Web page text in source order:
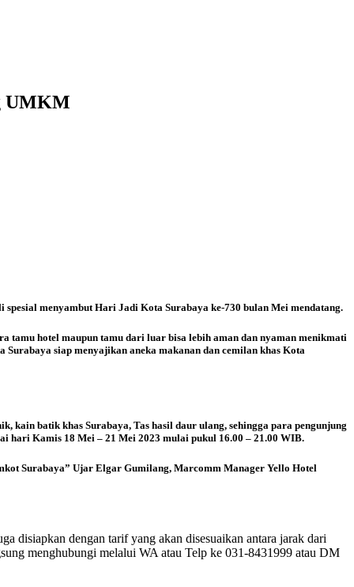
UMKM
menyambut Hari Jadi Kota Surabaya ke-730 bulan Mei mendatang.
tamu hotel maupun tamu dari luar bisa lebih aman dan nyaman menikmati
siap menyajikan aneka makanan dan cemilan khas Kota
kain batik khas Surabaya, Tas hasil daur ulang, sehingga para pengunjung
hari Kamis 18 Mei – 21 Mei 2023 mulai pukul 16.00 – 21.00 WIB.
Surabaya” Ujar Elgar Gumilang, Marcomm Manager Yello Hotel
disiapkan dengan tarif yang akan disesuaikan antara jarak dari
menghubungi melalui WA atau Telp ke 031-8431999 atau DM